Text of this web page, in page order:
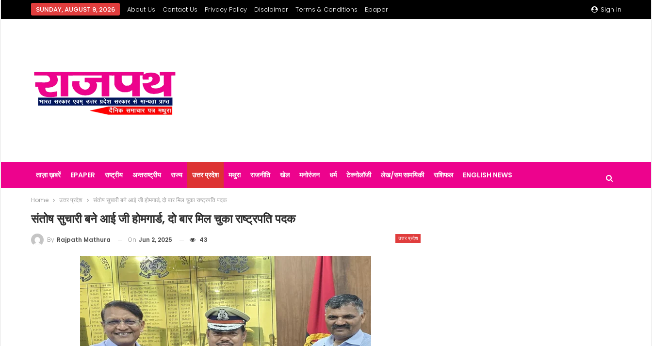
Sign In
SUNDAY, AUGUST 9, 2026 About Us Contact Us Privacy Policy Disclaimer Terms & Conditions Epaper
ताज़ा ख़बरें EPAPER राष्ट्रीय अन्तराष्ट्रीय राज्य उत्तर प्रदेश मथुरा राजनीति खेल मनोरंजन धर्म टेक्नोलॉजी लेख/सम सामयिकी राशिफल ENGLISH NEWS
Home उत्तर प्रदेश संतोष सुचारी बने आई जी होमगार्ड, दो बार मिल चुका राष्ट्रपति पदक
संतोष सुचारी बने आई जी होमगार्ड, दो बार मिल चुका राष्ट्रपति पदक
उत्तर प्रदेश
By Rajpath Mathura On Jun 2, 2025 43